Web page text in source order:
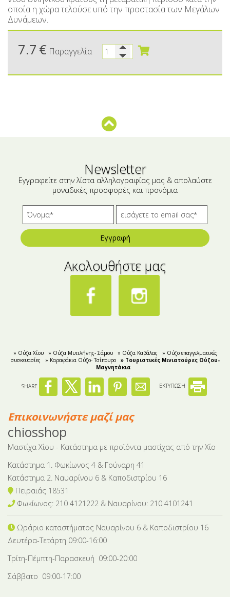
Set Καλλυντικών
Τουρσιά
Αλόη
Διάφορα
Έτοιμα Μείγματα
οποία η χώρα τελούσε υπό την προστασία των Μεγάλων
Δυνάμεων.
7.7 € Παραγγελία
Newsletter
Εγγραφείτε στην λίστα αλληλογραφίας μας & απολαύστε
μοναδικές προσφορές και προνόμια
Εγγραφή
Ακολουθήστε μας
» Ούζα Χίου » Ούζα Μυτιλήνης- Σάμου » Ούζα Καβάλας
» Ούζο επαγγελματικές
συσκευασίες
» Kαραφάκια Ούζο- Τσίπουρο
» Τουριστικές Μινιατούρες Ούζου-
Mαγνητάκια
SHARE ΕΚΤΥΠΩΣΗ
Επικοινωνήστε μαζί μας
chiosshop
Μαστίχα Χίου - Κατάστημα με προϊόντα μαστίχας από την Χίο
Κατάστημα 1. Φωκίωνος 4 & Γούναρη 41
Κατάστημα 2. Ναυαρίνου 6 & Καποδιστρίου 16
Πειραιάς 18531
Φωκίωνος: 210 4121222 & Nαυαρίνου: 210 4101241
Ωράριο καταστήματος Ναυαρίνου 6 & Καποδιστρίου 16
Δευτέρα-Tετάρτη 09:00-16:00
Τρίτη-Πέμπτη-Παρασκευή 09:00-20:00
Σάββατο 09:00-17:00